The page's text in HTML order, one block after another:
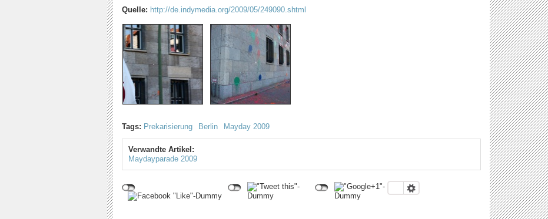
Quelle: http://de.indymedia.org/2009/05/249090.shtml
Tags: Prekarisierung Berlin Mayday 2009
Verwandte Artikel:
Maydayparade 2009